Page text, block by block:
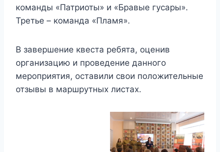
команды «Патриоты» и «Бравые гусары».
Третье – команда «Пламя».
В завершение квеста ребята, оценив
организацию и проведение данного
мероприятия, оставили свои положительные
отзывы в маршрутных листах.